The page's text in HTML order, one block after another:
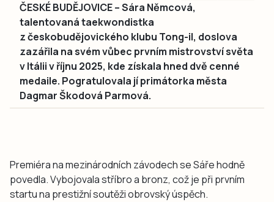
ČESKÉ BUDĚJOVICE – Sára Němcová,
talentovaná taekwondistka
z českobudějovického klubu Tong-il, doslova
zazářila na svém vůbec prvním mistrovství světa
v Itálii v říjnu 2025, kde získala hned dvě cenné
medaile. Pogratulovala jí primátorka města
Dagmar Škodová Parmová.
Premiéra na mezinárodních závodech se Sáře hodně
povedla. Vybojovala stříbro a bronz, což je při prvním
startu na prestižní soutěži obrovský úspěch.